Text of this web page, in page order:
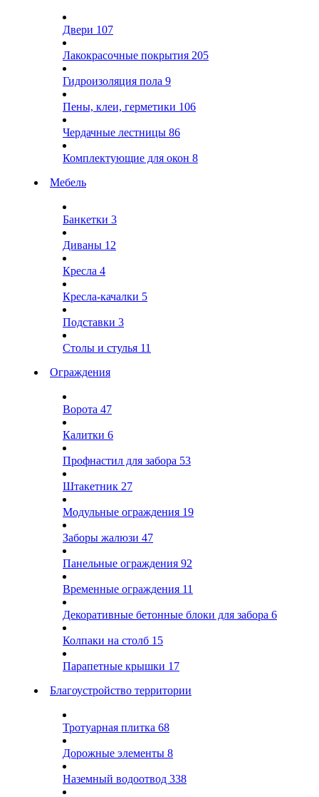
Двери 107
Лакокрасочные покрытия 205
Гидроизоляция пола 9
Пены, клеи, герметики 106
Чердачные лестницы 86
Комплектующие для окон 8
Мебель
Банкетки 3
Диваны 12
Кресла 4
Кресла-качалки 5
Подставки 3
Столы и стулья 11
Ограждения
Ворота 47
Калитки 6
Профнастил для забора 53
Штакетник 27
Модульные ограждения 19
Заборы жалюзи 47
Панельные ограждения 92
Временные ограждения 11
Декоративные бетонные блоки для забора 6
Колпаки на столб 15
Парапетные крышки 17
Благоустройство территории
Тротуарная плитка 68
Дорожные элементы 8
Наземный водоотвод 338